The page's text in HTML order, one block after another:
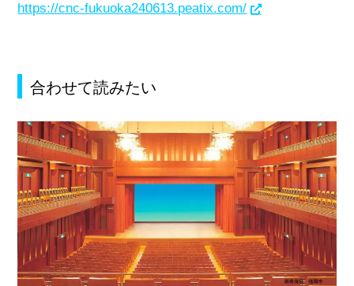
https://cnc-fukuoka240613.peatix.com/
合わせて読みたい